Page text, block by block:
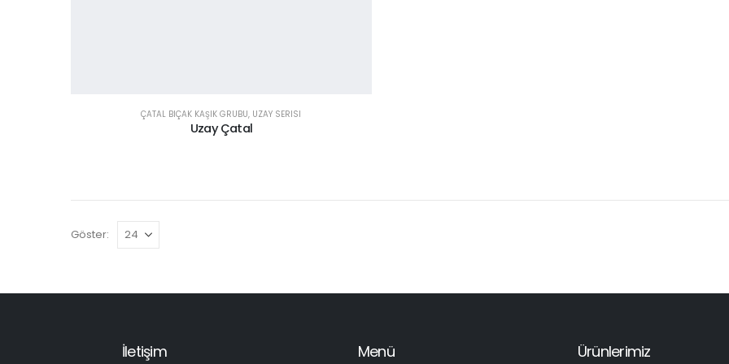
ÇATAL BIÇAK KAŞIK GRUBU, UZAY SERISI
Uzay Çatal
Göster:
İletişim Menü Ürünlerimiz